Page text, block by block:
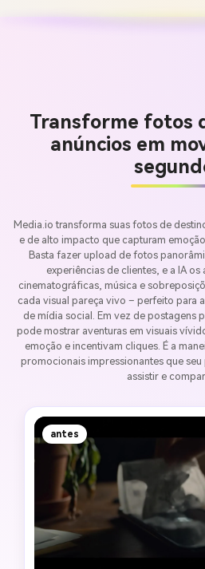
Transforme fotos
anúncios em
Media.io transforma suas fotos de
e de alto impacto que capturam
Basta fazer upload de fotos
experiências de clientes, e a IA
cinematográficas, música e
cada visual pareça vivo – perfeito para
de mídia social. Em vez de postagens
pode mostrar aventuras em visuais
emoção e incentivam cliques. É a
promocionais impressionantes que
assistir e
antes